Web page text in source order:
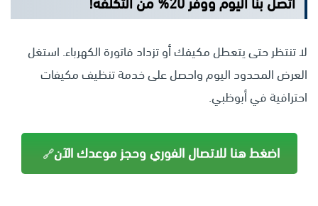
لا تنتظر حتى يتعطل مكيفك أو تزداد فاتورة الكهرباء. استغل
العرض المحدود اليوم واحصل على خدمة تنظيف مكيفات
احترافية في أبوظبي.
اضغط هنا للاتصال الفوري وحجز موعدك الآن